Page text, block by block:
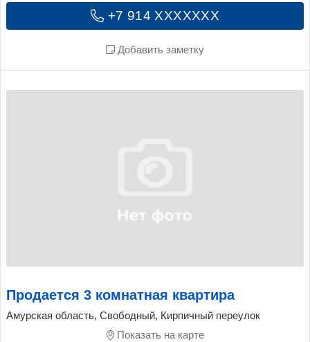
+7 914 XXXXXXX
Добавить заметку
Продается 3 комнатная квартира
Амурская область, Свободный, Кирпичный переулок
Показать на карте